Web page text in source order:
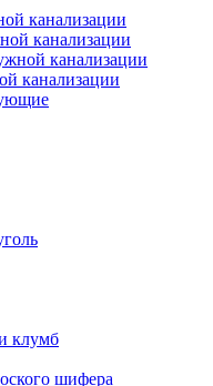
канализации
канализации
канализации
канализации
клумб
шифера